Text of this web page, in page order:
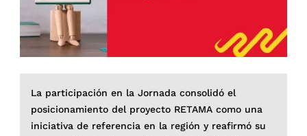
La participación en la Jornada consolidó el
posicionamiento del proyecto RETAMA como una
iniciativa de referencia en la región y reafirmó su